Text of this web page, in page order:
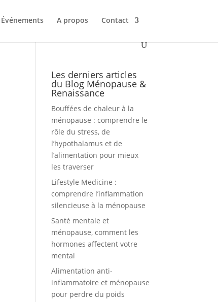
Événements A propos Contact
Les derniers articles
du Blog Ménopause &
Renaissance
Bouffées de chaleur à la
ménopause : comprendre le
rôle du stress, de
l’hypothalamus et de
l’alimentation pour mieux
les traverser
Lifestyle Medicine :
comprendre l’inflammation
silencieuse à la ménopause
Santé mentale et
ménopause, comment les
hormones affectent votre
mental
Alimentation anti-
inflammatoire et ménopause
pour perdre du poids